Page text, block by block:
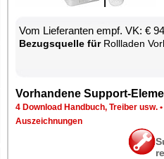
Vom Lie­fe­ran­ten empf. VK: €
Be­zugs­quel­le fürRoll­la­den
Vor­han­de­ne Sup­port-
4 Down­load Hand­buch, Trei­ber usw. •
Aus­zeich­nun­gen